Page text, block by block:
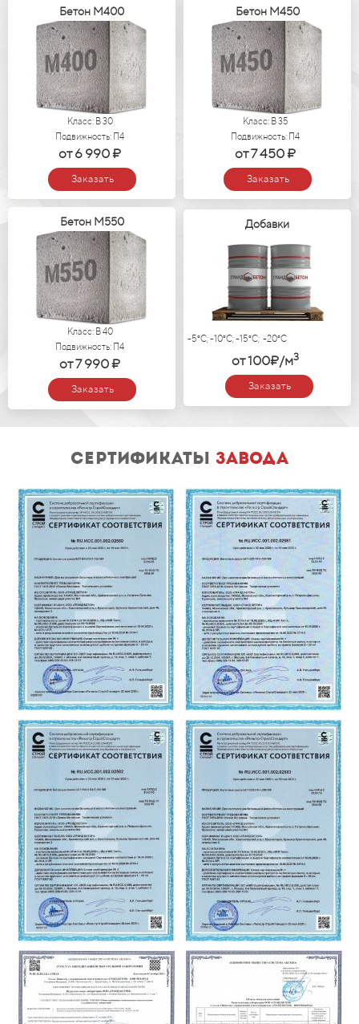
Бетон М400
Класс: В 30
Подвижность: П4
от 6 990 ₽
Заказать
Бетон М450
Класс: В 35
Подвижность: П4
от 7 450 ₽
Заказать
Бетон М550
Класс: В 40
Подвижность: П4
от 7 990 ₽
Заказать
Добавки
-5°C; -10°C; -15°C; -20°C
от 100₽/м3
Заказать
сертификаты завода